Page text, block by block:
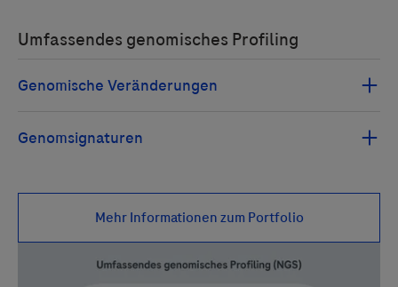
Insertionen und Deletionen (Hotspot-NGS-Tests)
Kopienzahlvariationen
Genrekombinationen
Tumormutationslast (TMB)